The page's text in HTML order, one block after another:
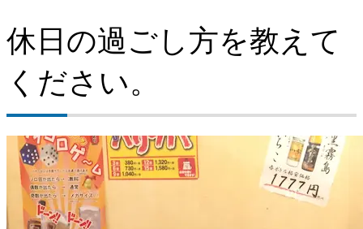
休日の過ごし方を教えて
ください。